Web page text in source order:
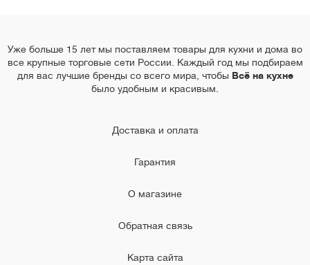
Уже больше 15 лет мы поставляем товары для кухни и дома во
все крупные торговые сети России. Каждый год мы подбираем
для вас лучшие бренды со всего мира, чтобы Всё на кухне
было удобным и красивым.
Доставка и оплата
Гарантия
О магазине
Обратная связь
Карта сайта